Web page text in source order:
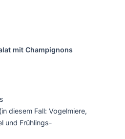
mit Champignons
diesem Fall: Vogelmiere,
und Frühlings-